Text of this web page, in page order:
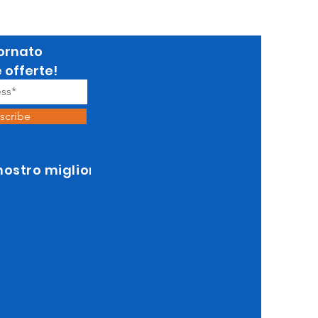
offerte!
miglior